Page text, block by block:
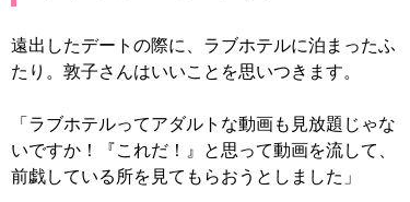
遠出したデートの際に、ラブホテルに泊まったふ
たり。敦子さんはいいことを思いつきます。
「ラブホテルってアダルトな動画も見放題じゃな
いですか！『これだ！』と思って動画を流して、
前戯している所を見てもらおうとしました」